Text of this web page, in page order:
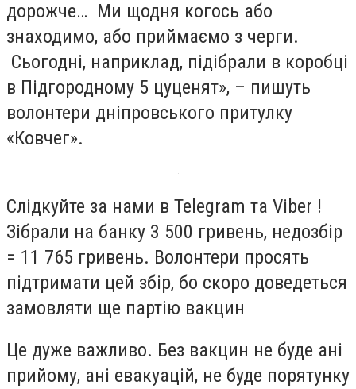
дорожче… Ми щодня когось або
знаходимо, або приймаємо з черги.
Сьогодні, наприклад, підібрали в коробці
в Підгородному 5 цуценят», – пишуть
волонтери дніпровського притулку
«Ковчег».
Слідкуйте за нами в Telegram та Viber !
Зібрали на банку 3 500 гривень, недозбір
= 11 765 гривень. Волонтери просять
підтримати цей збір, бо скоро доведеться
замовляти ще партію вакцин
Це дуже важливо. Без вакцин не буде ані
прийому, ані евакуацій, не буде порятунку